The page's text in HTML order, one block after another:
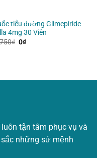
tiểu đường Glimepiride
4mg 30 Viên
₫ Giá
0₫Giá
tận tâm phục vụ và
những sứ mệnh